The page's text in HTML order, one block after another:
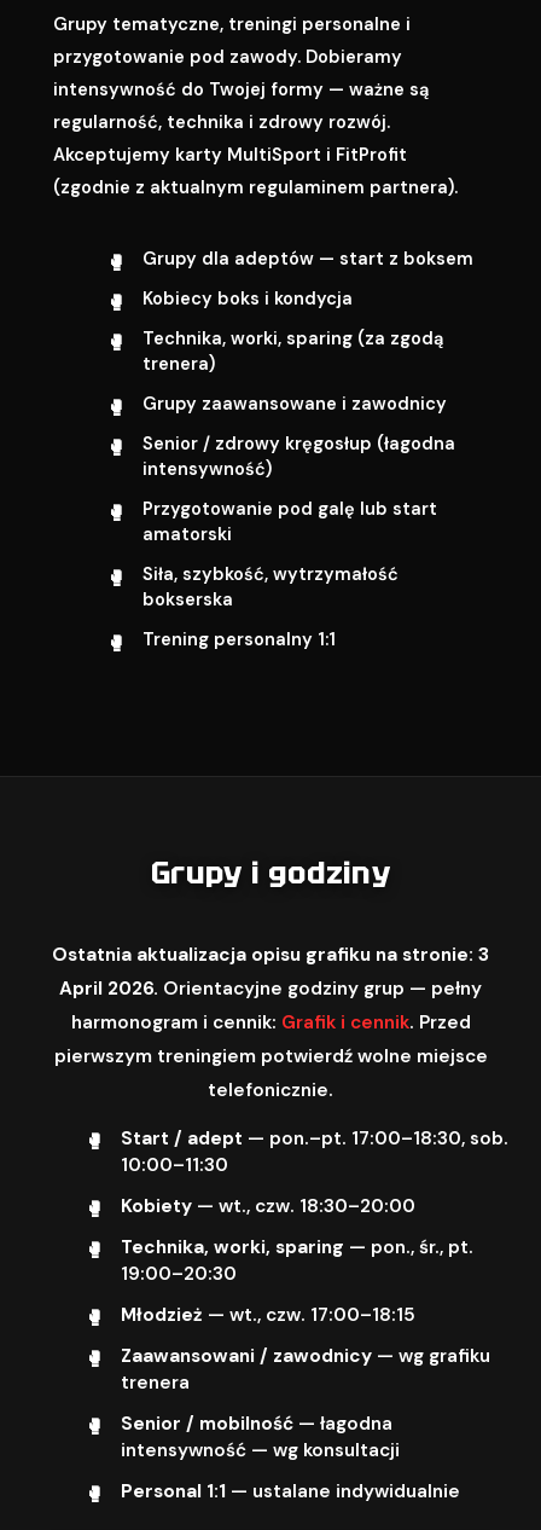
Grupy tematyczne, treningi personalne i
przygotowanie pod zawody. Dobieramy
intensywność do Twojej formy — ważne są
regularność, technika i zdrowy rozwój.
Akceptujemy karty MultiSport i FitProfit
(zgodnie z aktualnym regulaminem partnera).
Grupy dla adeptów — start z boksem
Kobiecy boks i kondycja
Technika, worki, sparing (za zgodą
trenera)
Grupy zaawansowane i zawodnicy
Senior / zdrowy kręgosłup (łagodna
intensywność)
Przygotowanie pod galę lub start
amatorski
Siła, szybkość, wytrzymałość
bokserska
Trening personalny 1:1
Grupy i godziny
Ostatnia aktualizacja opisu grafiku na stronie: 3
April 2026. Orientacyjne godziny grup — pełny
harmonogram i cennik: Grafik i cennik. Przed
pierwszym treningiem potwierdź wolne miejsce
telefonicznie.
Start / adept — pon.–pt. 17:00–18:30, sob.
10:00–11:30
Kobiety— wt., czw. 18:30–20:00
Technika, worki, sparing — pon., śr., pt.
19:00–20:30
Młodzież — wt., czw. 17:00–18:15
Zaawansowani / zawodnicy— wg grafiku
trenera
Senior / mobilność— łagodna
intensywność — wg konsultacji
Personal 1:1 — ustalane indywidualnie